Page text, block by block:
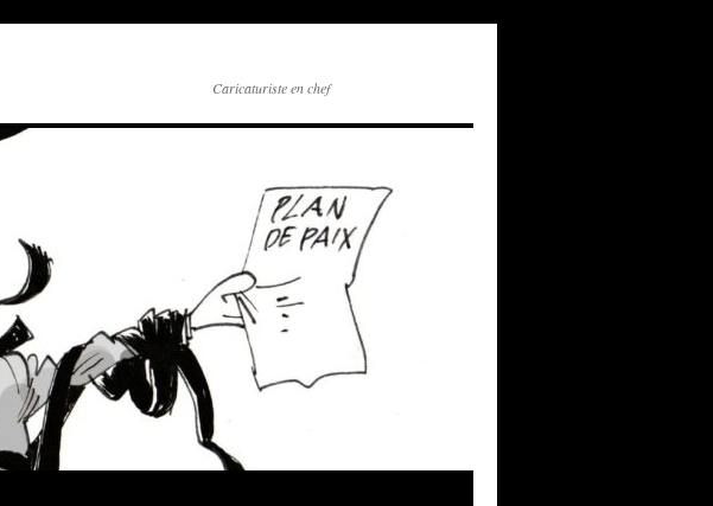
Caricaturiste en chef